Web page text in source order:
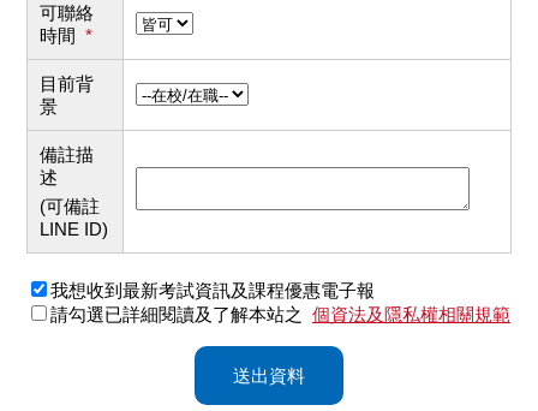
可聯絡
時間 *
目前背
景
備註描
述
(可備註
LINE ID)
我想收到最新考試資訊及課程優惠電子報
請勾選已詳細閱讀及了解本站之 個資法及隱私權相關規範
送出資料